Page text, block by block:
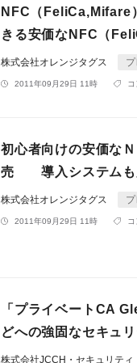
NFC（FeliCa,Mifare
きる安価なNFC（
株式会社オレンジタグス
2011年09月29日 11時
初心者向けの安価な
売 導入システムも
株式会社オレンジタグス
2011年09月29日 11時
「プライベートCA
どへの強固なセキュ
株式会社JCCH・セキュリテ